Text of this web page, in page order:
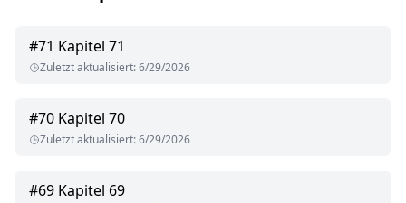
#71 Kapitel 71
Zuletzt aktualisiert:6/29/2026
#70 Kapitel 70
Zuletzt aktualisiert:6/29/2026
#69 Kapitel 69